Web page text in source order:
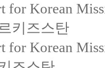
for Korean
키즈스탄
for Korean